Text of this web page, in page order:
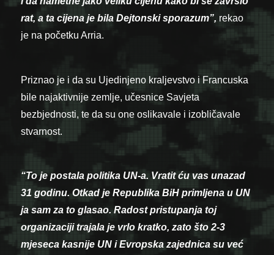
rat, a ta cijena je bila Dejtonski sporazum”, rekao
je na početku Arria.
Priznao je i da su Ujedinjeno kraljevstvo i Francuska
bile najaktivnije zemlje, učesnice Savjeta
bezbjednosti, te da su one oslikavale i izobličavale
stvarnost.
“To je postala politika UN-a. Vratit ću vas unazad
31 godinu. Otkad je Republika BiH primljena u UN
ja sam za to glasao. Radost pristupanja toj
organizaciji trajala je vrlo kratko, zato što 2-3
mjeseca kasnije UN i Evropska zajednica su već